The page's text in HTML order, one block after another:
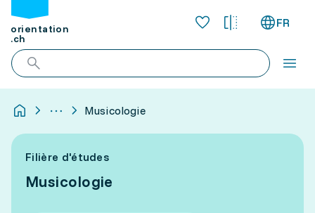
orientation
.ch
FR
Musicologie
Filière d'études
Musicologie